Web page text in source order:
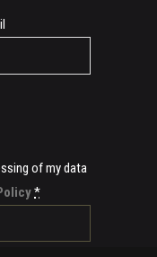
of my data
*